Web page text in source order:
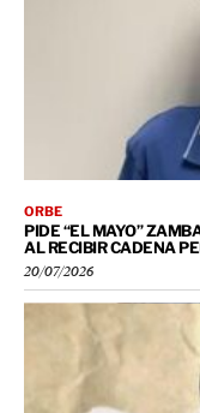
ORBE
PIDE “EL MAYO”
AL RECIBIR CADENA
20/07/2026